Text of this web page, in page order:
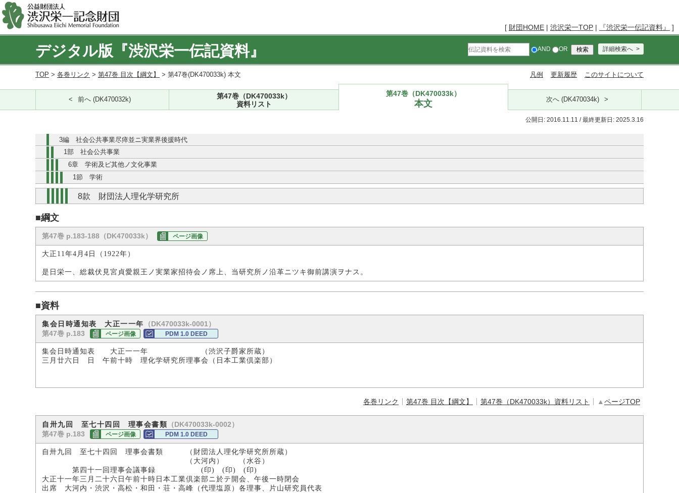
[ 財団HOME | 渋沢栄一TOP | 『渋沢栄一伝記資料』 ]
デジタル版『渋沢栄一伝記資料』 AND OR 詳細検索へ
TOP > 各巻リンク > 第47巻 目次【綱文】 > 第47巻(DK470033k) 本文 凡例 更新履歴 このサイトについて
前へ (DK470032k)
第47巻（DK470033k）
資料リスト
第47巻（DK470033k）
本文 次へ (DK470034k)
公開日: 2016.11.11 / 最終更新日: 2025.3.16
3編 社会公共事業尽瘁並ニ実業界後援時代
1部 社会公共事業
6章 学術及ビ其他ノ文化事業
1節 学術
8款 財団法人理化学研究所
■綱文
第47巻 p.183-188（DK470033k） ページ画像
大正11年4月4日（1922年）
是日栄一、総裁伏見宮貞愛親王ノ実業家招待会ノ席上、当研究所ノ沿革ニツキ御前講演ヲナス。
■資料
集会日時通知表 大正一一年
（DK470033k-0001）
第47巻 p.183
ページ画像 PDM 1.0 DEED
集会日時通知表 大正一一年 （渋沢子爵家所蔵）
三月廿六日 日 午前十時 理化学研究所理事会（日本工業倶楽部）
各巻リンク 第47巻 目次【綱文】 第47巻（DK470033k）資料リスト ▲ページTOP
自卅九回 至七十四回 理事会書類 （DK470033k-0002）
第47巻 p.183
ページ画像 PDM 1.0 DEED
自卅九回 至七十四回 理事会書類 （財団法人理化学研究所所蔵）
（大河内） （水谷）
第四十一回理事会議事録 (印) (印) (印)
大正十一年三月二十六日午前十時日本工業倶楽部ニ於テ開会、午後一時閉会
出席 大河内・渋沢・高松・和田・荘・高峰（代理塩原）各理事、片山研究員代表